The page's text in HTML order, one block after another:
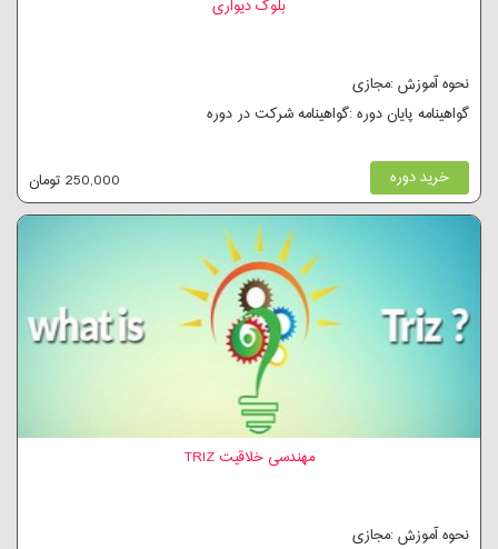
بلوک دیواری
نحوه آموزش :مجازی
گواهینامه پایان دوره :گواهینامه شرکت در دوره
خرید دوره 250,000 تومان
مهندسی خلاقیت TRIZ
نحوه آموزش :مجازی